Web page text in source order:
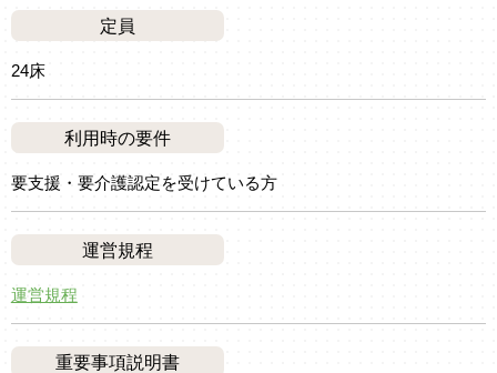
定員
24床
利用時の要件
要支援・要介護認定を受けている方
運営規程
運営規程
重要事項説明書